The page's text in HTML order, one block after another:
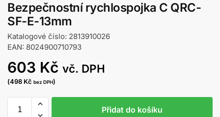
Bezpečnostní rychlospojka C QRC-
SF-E-13mm
Katalogové číslo: 2813910026
EAN: 8024900710793
603 Kč vč. DPH
(498 Kč bez DPH)
Přidat do košíku